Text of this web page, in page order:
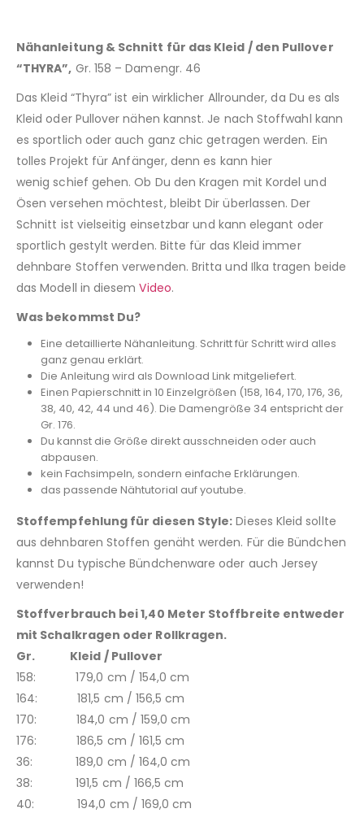
Nähanleitung & Schnitt für das Kleid / den Pullover
“THYRA”, Gr. 158 – Damengr. 46
Das Kleid “Thyra” ist ein wirklicher Allrounder, da Du es als
Kleid oder Pullover nähen kannst. Je nach Stoffwahl kann
es sportlich oder auch ganz chic getragen werden. Ein
tolles Projekt für Anfänger, denn es kann hier
wenig schief gehen. Ob Du den Kragen mit Kordel und
Ösen versehen möchtest, bleibt Dir überlassen. Der
Schnitt ist vielseitig einsetzbar und kann elegant oder
sportlich gestylt werden. Bitte für das Kleid immer
dehnbare Stoffen verwenden. Britta und Ilka tragen beide
das Modell in diesemVideo.
Was bekommst Du?
Eine detaillierte Nähanleitung. Schritt für Schritt wird alles
ganz genau erklärt.
Die Anleitung wird als Download Link mitgeliefert.
Einen Papierschnitt in 10 Einzelgrößen (158, 164, 170, 176, 36,
38, 40, 42, 44 und 46). Die Damengröße 34 entspricht der
Gr. 176.
Du kannst die Größe direkt ausschneiden oder auch
abpausen.
kein Fachsimpeln, sondern einfache Erklärungen.
das passende Nähtutorial auf youtube.
Stoffempfehlung für diesen Style: Dieses Kleid sollte
aus dehnbaren Stoffen genäht werden. Für die Bündchen
kannst Du typische Bündchenware oder auch Jersey
verwenden!
Stoffverbrauch bei 1,40 Meter Stoffbreite entweder
mit Schalkragen oder Rollkragen.
Gr. Kleid / Pullover
158: 179,0 cm / 154,0 cm
164: 181,5 cm / 156,5 cm
170: 184,0 cm / 159,0 cm
176: 186,5 cm / 161,5 cm
36: 189,0 cm / 164,0 cm
38: 191,5 cm / 166,5 cm
40: 194,0 cm / 169,0 cm